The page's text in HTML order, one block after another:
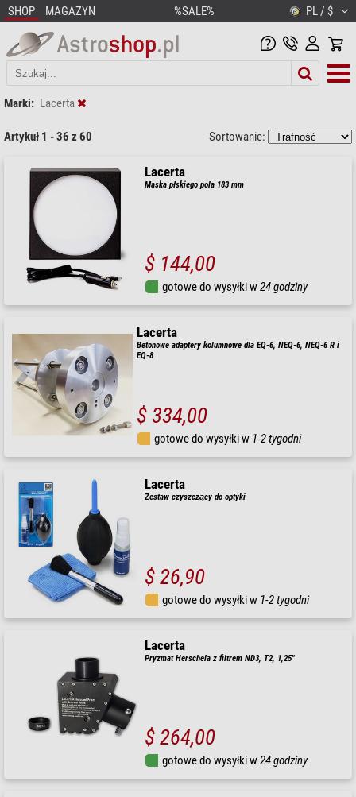
SHOP MAGAZYN %SALE% PL / $
Marki: Lacerta
Artykuł 1 - 36 z 60 Sortowanie:
Lacerta
Maska płskiego pola 183 mm
$ 144,00
gotowe do wysyłki w24 godziny
Lacerta
Betonowe adaptery kolumnowe dla EQ-6, NEQ-6, NEQ-6 R i
EQ-8
$ 334,00
gotowe do wysyłki w 1-2 tygodni
Lacerta
Zestaw czyszczący do optyki
$ 26,90
gotowe do wysyłki w 1-2 tygodni
Lacerta
Pryzmat Herschela z filtrem ND3, T2, 1,25"
$ 264,00
gotowe do wysyłki w24 godziny